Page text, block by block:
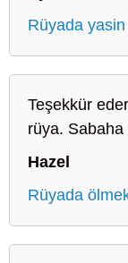
Rüyada
Teşekkür
rüya. Sabaha
Hazel
Rüyada